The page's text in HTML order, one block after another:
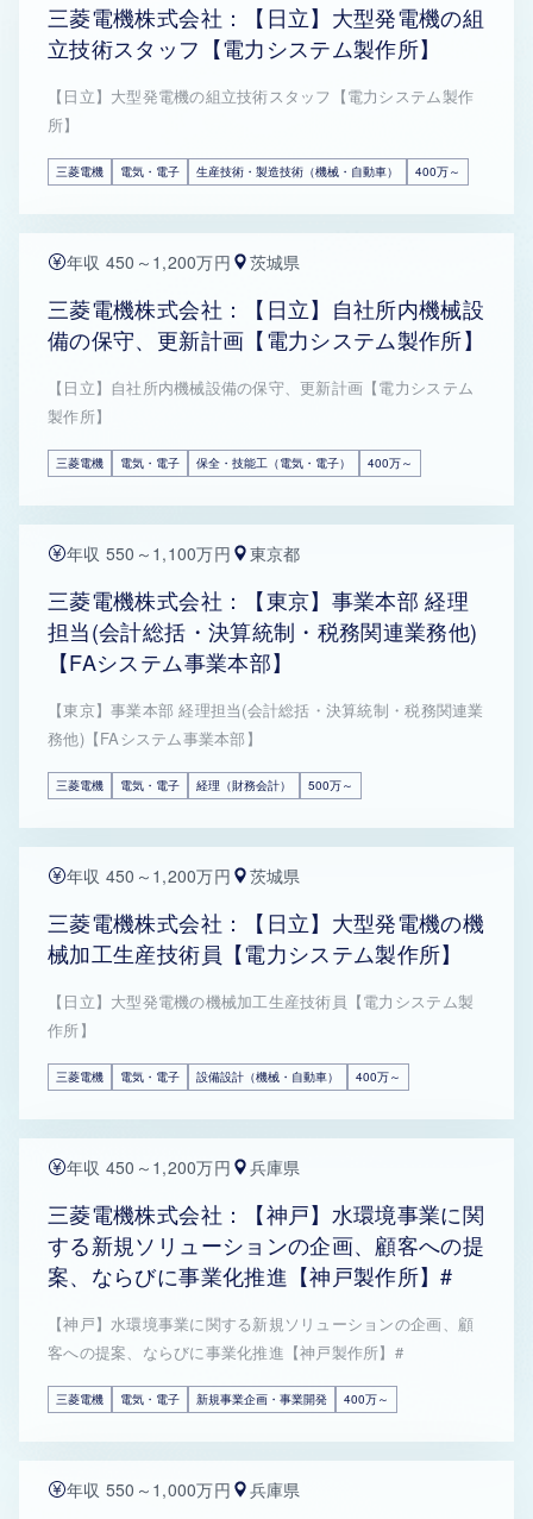
三菱電機株式会社：【日立】大型発電機の組
立技術スタッフ【電力システム製作所】
【日立】大型発電機の組立技術スタッフ【電力システム製作
所】
三菱電機 電気・電子 生産技術・製造技術（機械・自動車） 400万～
年収 450～1,200万円 茨城県
三菱電機株式会社：【日立】自社所内機械設
備の保守、更新計画【電力システム製作所】
【日立】自社所内機械設備の保守、更新計画【電力システム
製作所】
三菱電機 電気・電子 保全・技能工（電気・電子） 400万～
年収 550～1,100万円 東京都
三菱電機株式会社：【東京】事業本部 経理
担当(会計総括・決算統制・税務関連業務他)
【FAシステム事業本部】
【東京】事業本部 経理担当(会計総括・決算統制・税務関連業
務他)【FAシステム事業本部】
三菱電機 電気・電子 経理（財務会計） 500万～
年収 450～1,200万円 茨城県
三菱電機株式会社：【日立】大型発電機の機
械加工生産技術員【電力システム製作所】
【日立】大型発電機の機械加工生産技術員【電力システム製
作所】
三菱電機 電気・電子 設備設計（機械・自動車） 400万～
年収 450～1,200万円 兵庫県
三菱電機株式会社：【神戸】水環境事業に関
する新規ソリューションの企画、顧客への提
案、ならびに事業化推進【神戸製作所】#
【神戸】水環境事業に関する新規ソリューションの企画、顧
客への提案、ならびに事業化推進【神戸製作所】#
三菱電機 電気・電子 新規事業企画・事業開発 400万～
年収 550～1,000万円 兵庫県